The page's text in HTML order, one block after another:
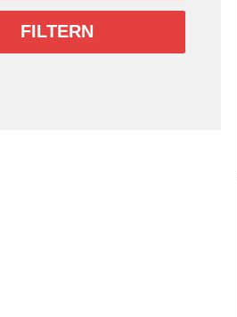
FILTERN